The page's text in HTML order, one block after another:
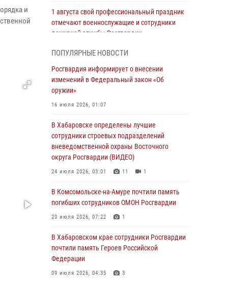
и
1 августа свой профессиональный праздник
отмечают военнослужащие и сотрудники
дежурной службы Росгвардии
День образования тыловых подразделений
Росгвардии
01 августа 2026, 00:00
краю состоялось информирование личного
состава по вопросам реализации
избирательного права
31 июля 2026, 03:26
оказали помощь женщине, потерявшей
сознание во время массового мероприятия
29 июля 2026, 23:24 2
В Хабаровске продолжается акция
«Каникулы с Росгвардией»
29 июля 2026, 02:51
ПОПУЛЯРНЫЕ НОВОСТИ
Росгвардия информирует о внесении
изменений в Федеральный закон «Об
оружии»
16 июля 2026, 01:07
В Хабаровске определены лучшие
сотрудники строевых подразделений
вневедомственной охраны Восточного
округа Росгвардии (ВИДЕО)
24 июля 2026, 03:01 11 1
В Комсомольске-на-Амуре почтили память
погибших сотрудников ОМОН Росгвардии
20 июля 2026, 07:22 1
В Хабаровском крае сотрудники Росгвардии
почтили память Героев Российской
Федерации
09 июля 2026, 04:35 3